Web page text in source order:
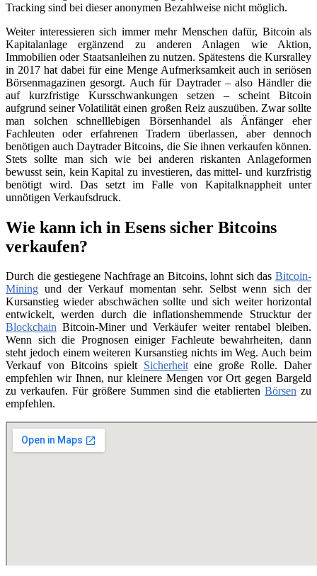
Tracking sind bei dieser anonymen Bezahlweise nicht möglich.
Weiter interessieren sich immer mehr Menschen dafür, Bitcoin als
Kapitalanlage ergänzend zu anderen Anlagen wie Aktion,
Immobilien oder Staatsanleihen zu nutzen. Spätestens die Kursralley
in 2017 hat dabei für eine Menge Aufmerksamkeit auch in seriösen
Börsenmagazinen gesorgt. Auch für Daytrader – also Händler die
auf kurzfristige Kursschwankungen setzen – scheint Bitcoin
aufgrund seiner Volatilität einen großen Reiz auszuüben. Zwar sollte
man solchen schnelllebigen Börsenhandel als Änfänger eher
Fachleuten oder erfahrenen Tradern überlassen, aber dennoch
benötigen auch Daytrader Bitcoins, die Sie ihnen verkaufen können.
Stets sollte man sich wie bei anderen riskanten Anlageformen
bewusst sein, kein Kapital zu investieren, das mittel- und kurzfristig
benötigt wird. Das setzt im Falle von Kapitalknappheit unter
unnötigen Verkaufsdruck.
Wie kann ich in Esens sicher Bitcoins
verkaufen?
Durch die gestiegene Nachfrage an Bitcoins, lohnt sich das Bitcoin-
Mining und der Verkauf momentan sehr. Selbst wenn sich der
Kursanstieg wieder abschwächen sollte und sich weiter horizontal
entwickelt, werden durch die inflationshemmende Strucktur der
Blockchain Bitcoin-Miner und Verkäufer weiter rentabel bleiben.
Wenn sich die Prognosen einiger Fachleute bewahrheiten, dann
steht jedoch einem weiteren Kursanstieg nichts im Weg. Auch beim
Verkauf von Bitcoins spielt Sicherheiteine große Rolle. Daher
empfehlen wir Ihnen, nur kleinere Mengen vor Ort gegen Bargeld
zu verkaufen. Für größere Summen sind die etablierten Börsen zu
empfehlen.